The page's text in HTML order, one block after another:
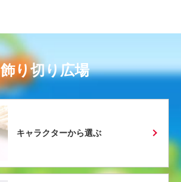
飾り切り広場
キャラクターから選ぶ